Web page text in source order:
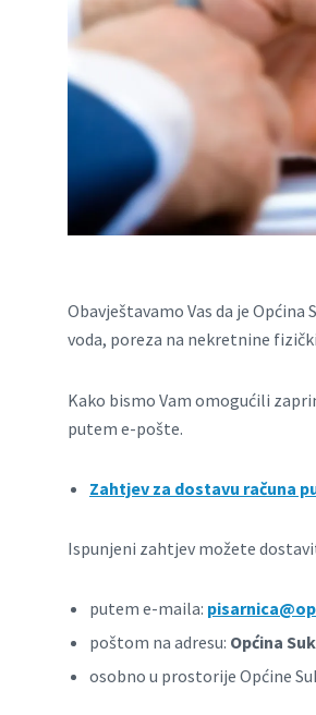
Obavještavamo Vas da je
voda, poreza na nekretnine
Kako bismo Vam omogućili
putem e-pošte.
Zahtjev za dostavu računa
Ispunjeni zahtjev možete
putem e-maila:
poštom na adresu: Općina
osobno u prostorije Općine